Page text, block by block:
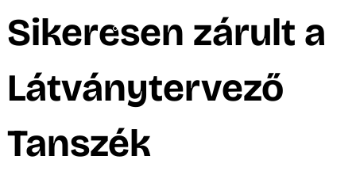
Sikeresen zárult a
Látványtervező
Tanszék